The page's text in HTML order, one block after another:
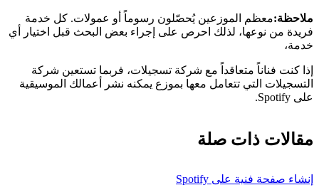
ملاحظة:معظم الموزعين يُحصّلون رسوماً أو عمولات. كل خدمة
فريدة من نوعها، لذلك احرص على إجراء بعض البحث قبل اختيار أي
خدمة،
إذا كنت فناناً متعاقداً مع شركة تسجيلات، فربما تستعين شركة
التسجيلات التي تتعامل معها بموزع يمكنه نشر أعمالك الموسيقية
على Spotify.
مقالات ذات صلة
إنشاء صفحة فنية على Spotify